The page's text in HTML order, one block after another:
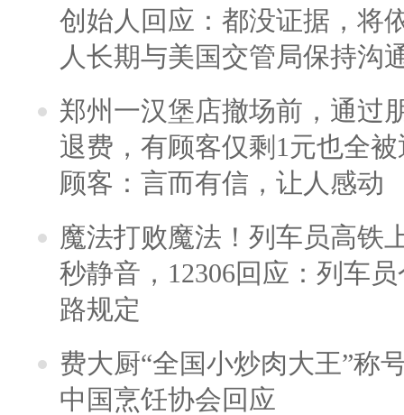
创始人回应：都没证据，将
人长期与美国交管局保持沟
郑州一汉堡店撤场前，通过
退费，有顾客仅剩1元也全
顾客：言而有信，让人感动
魔法打败魔法！列车员高铁
秒静音，12306回应：列车
路规定
费大厨“全国小炒肉大王”称
中国烹饪协会回应